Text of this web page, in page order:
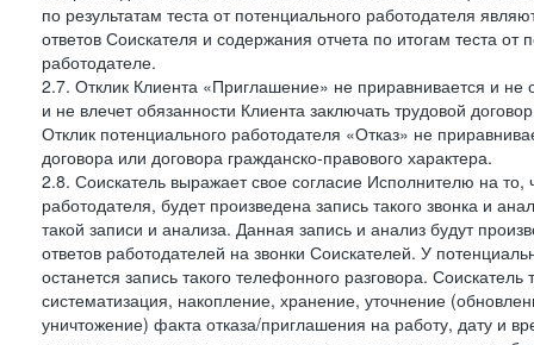
по результатам теста от потенциального работодателя
ответов Соискателя и содержания отчета по итогам теста
работодателе.
2.7. Отклик Клиента «Приглашение» не приравнивается и
и не влечет обязанности Клиента заключать трудовой
Отклик потенциального работодателя «Отказ» не
договора или договора гражданско-правового характера.
2.8. Соискатель выражает свое согласие Исполнителю на
работодателя, будет произведена запись такого звонка и
такой записи и анализа. Данная запись и анализ будут
ответов работодателей на звонки Соискателей. У
останется запись такого телефонного разговора.
систематизация, накопление, хранение, уточнение
уничтожение) факта отказа/приглашения на работу, дату и